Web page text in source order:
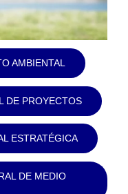
AMBIENTAL
DE PROYECTOS
ESTRATÉGICA
DE MEDIO